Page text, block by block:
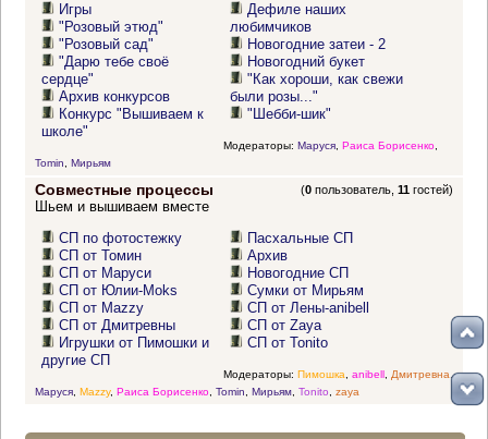
Игры
"Розовый этюд"
"Розовый сад"
"Дарю тебе своё
сердце"
Архив конкурсов
Конкурс "Вышиваем к
школе"
Дефиле наших
любимчиков
Новогодние затеи - 2
Новогодний букет
"Как хороши, как свежи
были розы..."
"Шебби-шик"
Модераторы: Маруся, Раиса Борисенко,
Tomin
Мирьям
Совместные процессы (0 пользователь,11 гостей)
Шьем и вышиваем вместе
СП по фотостежку
СП от Томин
СП от Маруси
СП от Юлии-Moks
СП от Mazzy
СП от Дмитревны
Игрушки от Пимошки и
другие СП
Пасхальные СП
Архив
Новогодние СП
Сумки от Мирьям
СП от Лены-anibell
СП от Zaya
СП от Tonito
Модераторы: Пимошка anibell, Дмитревна,
Маруся, Mazzy, Раиса Борисенко, Tomin Мирьям, Tonito zaya